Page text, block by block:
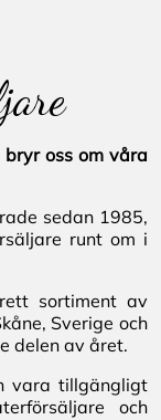
oss om våra
sedan 1985,
runt om i
sortiment av
Sverige och
delen av året.
vara tillgängligt
och